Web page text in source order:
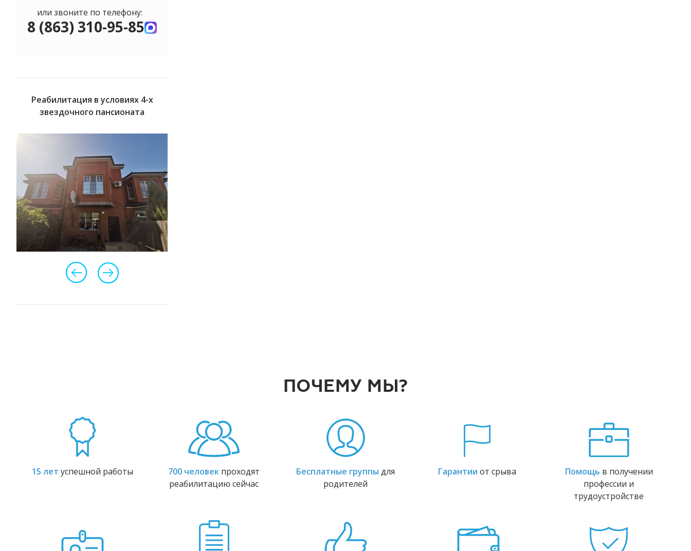
или звоните по телефону:
8 (863) 310-95-85
Реабилитация в условиях 4-х
звездочного пансионата
ПОЧЕМУ МЫ?
15 лет успешной работы 700 человек проходят
реабилитацию сейчас
Бесплатные группы для
родителей
Гарантии от срыва Помощь в получении
профессии и
трудоустройстве